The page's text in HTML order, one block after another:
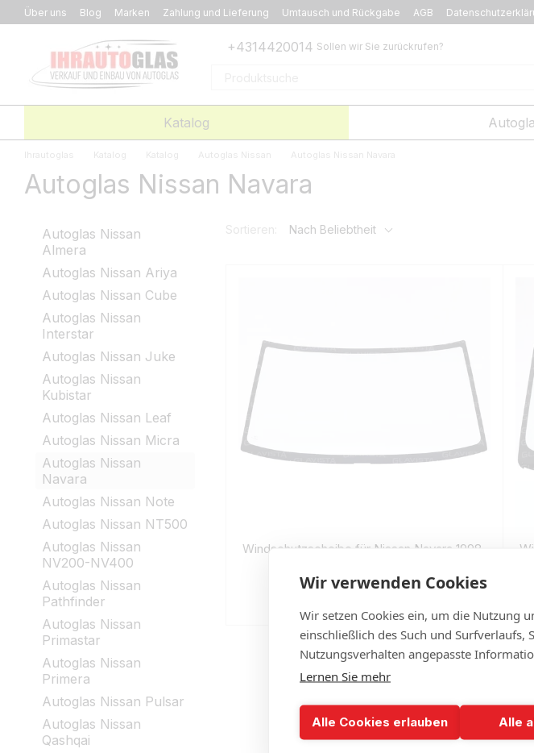
Перейти к основному контенту
Über uns Blog Marken Zahlung und Lieferung Umtausch und Rückgabe AGB
+4314420014 Sollen wir Sie zurückrufen?
Katalog
Ihrautoglas Katalog Katalog Autoglas Nissan Autoglas Nissan Navara
Autoglas Nissan Navara
Sortieren: Nach Beliebtheit
Windschutzscheibe für Nissan Navara 1998-
€204
Autoglas Nissan
Almera
Autoglas Nissan Ariya
Autoglas Nissan Cube
Autoglas Nissan
Interstar
Autoglas Nissan Juke
Autoglas Nissan
Kubistar
Autoglas Nissan Leaf
Autoglas Nissan Micra
Autoglas Nissan
Navara
Autoglas Nissan Note
Autoglas Nissan NT500
Autoglas Nissan
NV200-NV400
Autoglas Nissan
Pathfinder
Autoglas Nissan
Primastar
Autoglas Nissan
Primera
Autoglas Nissan Pulsar
Autoglas Nissan
Qashqai
Wir verwenden Cookies
Wir setzen Cookies ein, um die Nutzung
einschließlich des Such und
Nutzungsverhalten angepasste
Lernen Sie mehr
Alle Cookies erlauben Alle